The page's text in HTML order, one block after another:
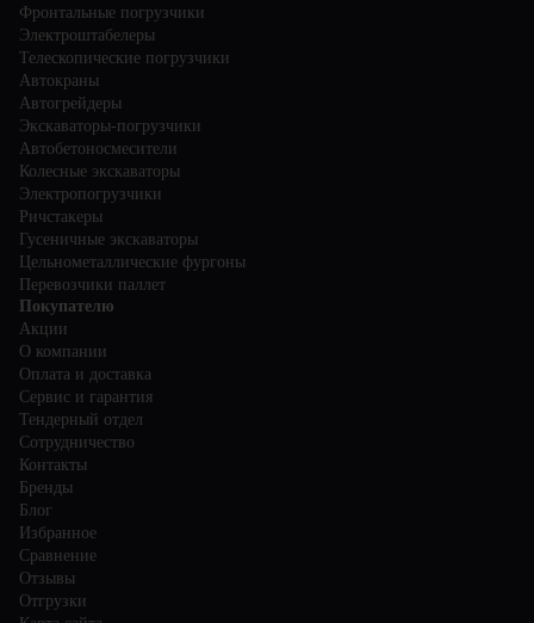
Фронтальные погрузчики
Электроштабелеры
Телескопические погрузчики
Автокраны
Автогрейдеры
Экскаваторы-погрузчики
Автобетоносмесители
Колесные экскаваторы
Электропогрузчики
Ричстакеры
Гусеничные экскаваторы
Цельнометаллические фургоны
Перевозчики паллет
Покупателю
Акции
О компании
Оплата и доставка
Сервис и гарантия
Тендерный отдел
Сотрудничество
Контакты
Бренды
Блог
Избранное
Сравнение
Отзывы
Отгрузки